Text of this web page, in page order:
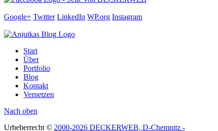
Google+ Twitter LinkedIn WP.org Instagram
Start
Über
Portfolio
Blog
Kontakt
Vernetzen
Nach oben
Urheberrecht © 2000-2026 DECKERWEB, D-Chemnitz -